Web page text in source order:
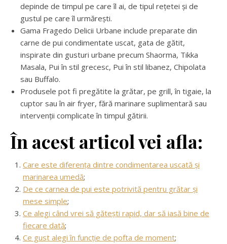
depinde de timpul pe care îl ai, de tipul rețetei și de
gustul pe care îl urmărești.
Gama Fragedo Delicii Urbane include preparate din
carne de pui condimentate uscat, gata de gătit,
inspirate din gusturi urbane precum Shaorma, Tikka
Masala, Pui în stil grecesc, Pui în stil libanez, Chipolata
sau Buffalo.
Produsele pot fi pregătite la grătar, pe grill, în tigaie, la
cuptor sau în air fryer, fără marinare suplimentară sau
intervenții complicate în timpul gătirii.
În acest articol vei afla:
Care este diferența dintre condimentarea uscată și
marinarea umedă;
De ce carnea de pui este potrivită pentru grătar și
mese simple;
Ce alegi când vrei să gătești rapid, dar să iasă bine de
fiecare dată;
Ce gust alegi în funcție de pofta de moment;